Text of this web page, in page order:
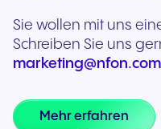
Sie wollen mit uns
Schreiben Sie uns
marketing@nfon.com
Mehr erfahren